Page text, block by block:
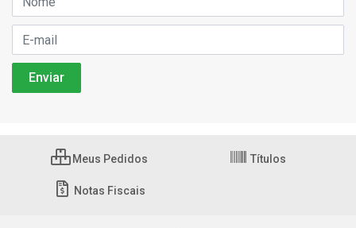
Meus Pedidos Títulos
Notas Fiscais